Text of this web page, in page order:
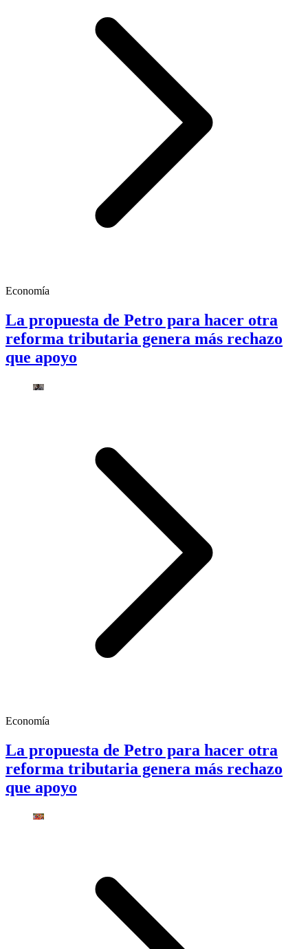
Economía
La propuesta de Petro para hacer otra
reforma tributaria genera más rechazo
que apoyo
Economía
La propuesta de Petro para hacer otra
reforma tributaria genera más rechazo
que apoyo